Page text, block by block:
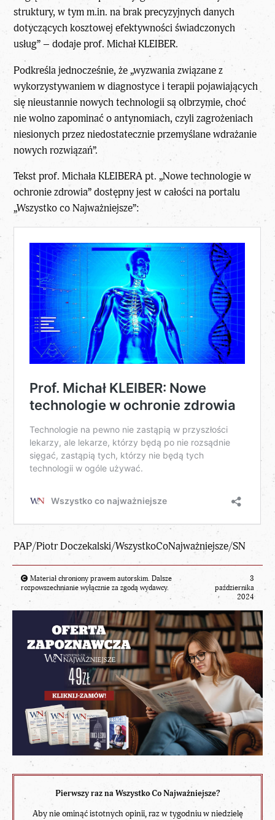
struktury, w tym m.in. na brak precyzyjnych danych
dotyczących kosztowej efektywności świadczonych
usług” – dodaje prof. Michał KLEIBER.
Podkreśla jednocześnie, że „wyzwania związane z
wykorzystywaniem w diagnostyce i terapii pojawiających
się nieustannie nowych technologii są olbrzymie, choć
nie wolno zapominać o antynomiach, czyli zagrożeniach
niesionych przez niedostatecznie przemyślane wdrażanie
nowych rozwiązań”.
Tekst prof. Michała KLEIBERA pt. „Nowe technologie w
ochronie zdrowia” dostępny jest w całości na portalu
„Wszystko co Najważniejsze”:
PAP/Piotr Doczekalski/WszystkoCoNajważniejsze/SN
Materiał chroniony prawem autorskim. Dalsze
rozpowszechnianie wyłącznie za zgodą wydawcy.
3
października
2024
Pierwszy raz na Wszystko Co Najważniejsze?
Aby nie ominąć istotnych opinii, raz w tygodniu w niedzielę